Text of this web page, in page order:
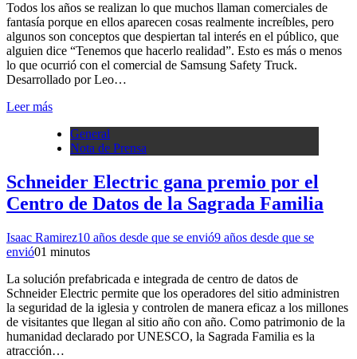
Todos los años se realizan lo que muchos llaman comerciales de
fantasía porque en ellos aparecen cosas realmente increíbles, pero
algunos son conceptos que despiertan tal interés en el público, que
alguien dice “Tenemos que hacerlo realidad”. Esto es más o menos
lo que ocurrió con el comercial de Samsung Safety Truck.
Desarrollado por Leo…
Leer más
General
Nota de Prensa
Schneider Electric gana premio por el
Centro de Datos de la Sagrada Familia
Isaac Ramirez10 años desde que se envió9 años desde que se
envió01 minutos
La solución prefabricada e integrada de centro de datos de
Schneider Electric permite que los operadores del sitio administren
la seguridad de la iglesia y controlen de manera eficaz a los millones
de visitantes que llegan al sitio año con año. Como patrimonio de la
humanidad declarado por UNESCO, la Sagrada Familia es la
atracción…